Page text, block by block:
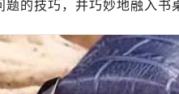
的技巧，并巧妙地融入书